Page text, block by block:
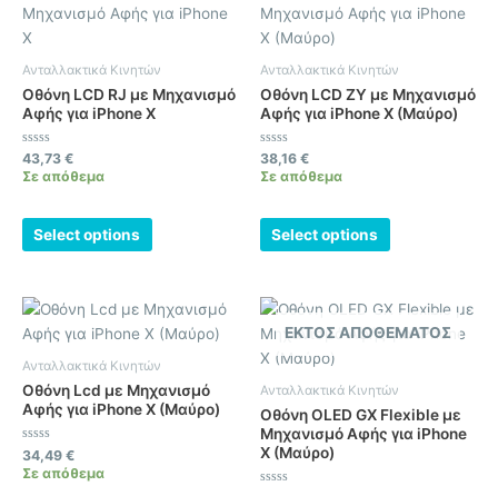
Ανταλλακτικά Κινητών
Οθόνη LCD RJ με Μηχανισμό
Αφής για iPhone X
Βαθμολογήθηκε
με
0
43,73 €
Σε απόθεμα
Select options
Ανταλλακτικά Κινητών
Οθόνη LCD ZY με Μηχανισμό
Αφής για iPhone X (Μαύρο)
Βαθμολογήθηκε
με
0
38,16 €
Σε απόθεμα
Select options
Ανταλλακτικά Κινητών
Οθόνη Lcd με Μηχανισμό
Αφής για iPhone X (Μαύρο)
Βαθμολογήθηκε
με
0
34,49 €
Σε απόθεμα
ΕΚΤΌΣ ΑΠΟΘΈΜΑΤΟΣ
Ανταλλακτικά Κινητών
Οθόνη OLED GX Flexible με
Μηχανισμό Αφής για iPhone
X (Μαύρο)